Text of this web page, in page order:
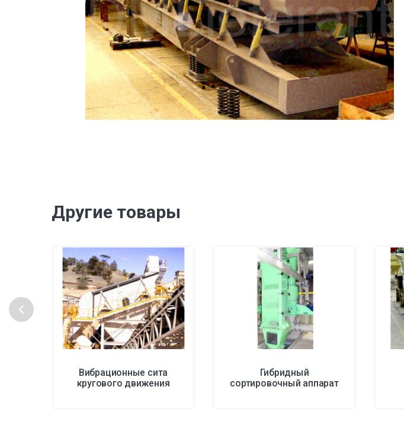
Другие товары
Вибрационные сита
кругового движения
Гибридный
сортировочный аппарат